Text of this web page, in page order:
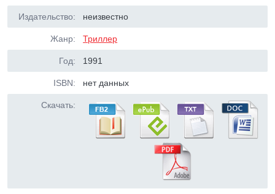
Издательство: неизвестно
Жанр: Триллер
Год: 1991
ISBN: нет данных
Скачать: